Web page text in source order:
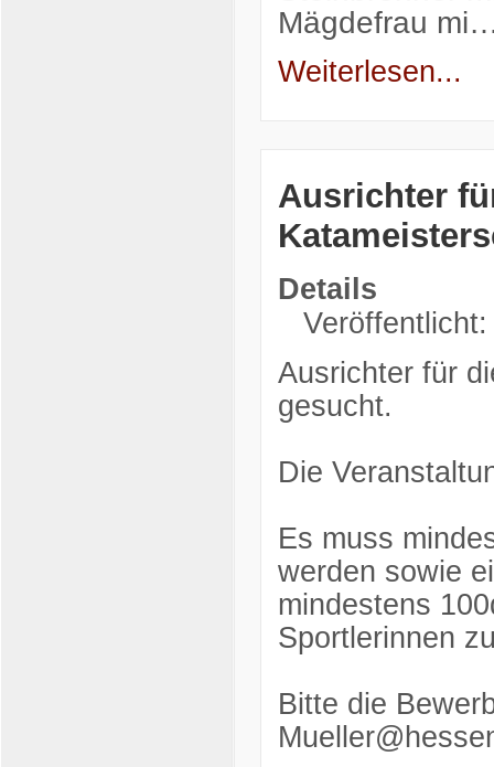
Mägdefrau
Weiterlesen...
Ausrichter
Details
Ausrichter für
gesucht.
Die
Es muss
werden sowie
mindestens
Sportlerinnen
Bitte die